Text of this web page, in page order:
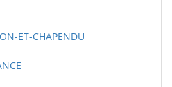
ET-CHAPENDU